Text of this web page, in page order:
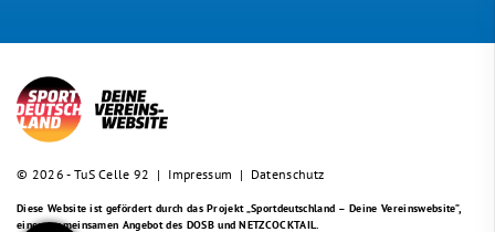
© 2026 - TuS Celle 92 | Impressum | Datenschutz
Diese Website ist gefördert durch das Projekt„Sportdeutschland – Deine Vereinswebsite”,
einem gemeinsamen Angebot des DOSB und NETZCOCKTAIL.